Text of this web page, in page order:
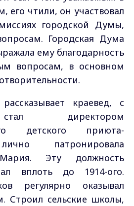
его чтили, он участвовал
городской Думы,
Городская Дума
ему благодарность
вопросам, в основном
краевед, с
директором
детского приюта-
патронировала
Эту должность
вплоть до 1914-ого.
регулярно оказывал
Строил сельские школы,